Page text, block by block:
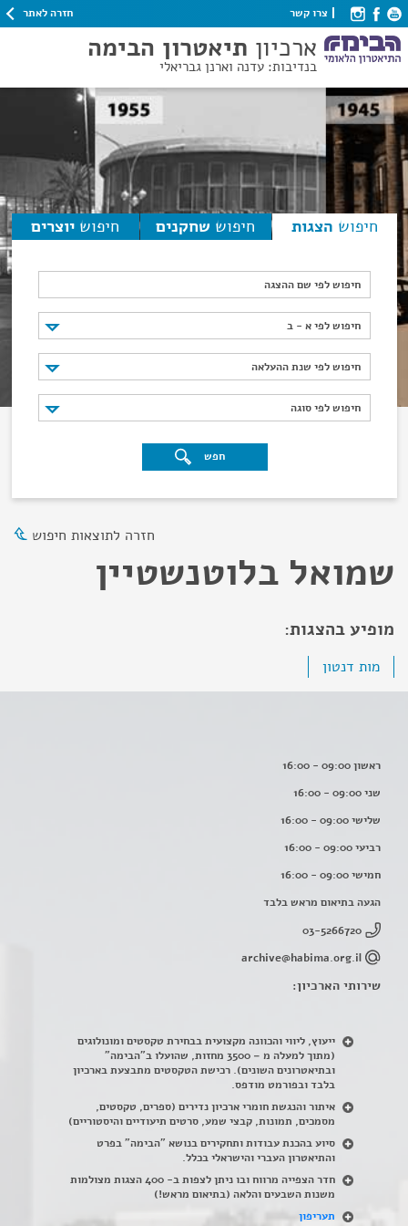
צרו קשר חזרה לאתר
ארכיון תיאטרון הבימה
בנדיבות: עדנה וארנן גבריאלי
חיפוש הצגות חיפוש שחקנים חיפוש יוצרים
חיפוש לפי שם ההצגה
חיפוש לפי א - ב
חיפוש לפי א - ב
חיפוש לפי שנת ההעלאה
חיפוש לפי שנת ההעלאה
חיפוש לפי סוגה
חיפוש לפי סוגה
חפש
חזרה לתוצאות חיפוש
שמואל בלוטנשטיין
מופיע בהצגות:
מות דנטון
ראשון 09:00 - 16:00
שני 09:00 - 16:00
שלישי 09:00 - 16:00
רביעי 09:00 - 16:00
חמישי 09:00 - 16:00
הגעה בתיאום מראש בלבד
03-5266720
archive@habima.org.il
שירותי הארכיון:
ייעוץ, ליווי והכוונה מקצועית בבחירת טקסטים ומונולוגים
(מתוך למעלה מ – 3500 מחזות, שהועלו ב"הבימה"
ובתיאטרונים השונים). רכישת הטקסטים מתבצעת בארכיון
בלבד ובפורמט מודפס.
איתור והנגשת חומרי ארכיון נדירים (ספרים, טקסטים,
מסמכים, תמונות, קבצי שמע, סרטים תיעודיים והיסטוריים)
סיוע בהכנת עבודות ותחקירים בנושא "הבימה" בפרט
והתיאטרון העברי והישראלי בכלל.
חדר הצפייה מרווח ובו ניתן לצפות ב- 400 הצגות מצולמות
משנות השבעים והלאה (בתיאום מראש!)
תעריפון